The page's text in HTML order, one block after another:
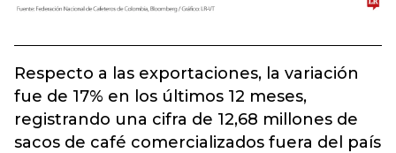
Respecto a las exportaciones, la variación
fue de 17% en los últimos 12 meses,
registrando una cifra de 12,68 millones de
sacos de café comercializados fuera del país